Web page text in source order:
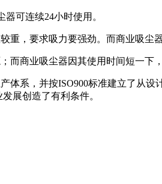
可连续24小时使用。
重，要求吸力要强劲。而商业吸尘
而商业吸尘器因其使用时间短一下
体系，并按ISO900标准建立了从
展创造了有利条件。